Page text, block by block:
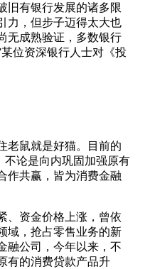
旧有银行发展的诸多限
力，但步子迈得太大也
无成熟验证，多数银行
位资深银行人士对《投
鼠就是好猫。目前的
不论是向内巩固加强原有
作共赢，皆为消费金融
资金价格上涨，曾依
域，抢占零售业务的新
融公司，今年以来，不
有的消费贷款产品升